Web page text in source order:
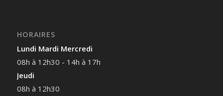
HORAIRES
Lundi Mardi Mercredi
08h à 12h30 - 14h à 17h
Jeudi
08h à 12h30